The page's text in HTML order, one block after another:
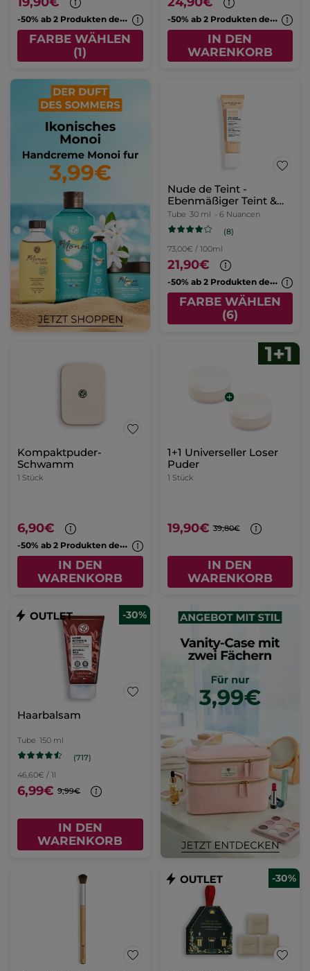
-
50% ab 2 Produkten deiner Wahl
FARBE WÄHLEN
(1)
-
50% ab 2 Produkten deiner Wahl
IN DEN
WARENKORB
Nude de Teint -
Ebenmäßiger Teint &
Glow
Tube 30 ml - 6 Nuancen
(8)
73,00€ / 100ml
21,90€
-
50% ab 2 Produkten deiner Wahl
FARBE WÄHLEN
(6)
Kompaktpuder-
Schwamm
1 Stück
6,90€
-
50% ab 2 Produkten deiner Wahl
IN DEN
WARENKORB
1+1 Universeller Loser
Puder
1 Stück
19,90€ 39,80€
IN DEN
WARENKORB
-30%
Haarbalsam
Tube 150 ml
(717)
46,60€ / 1l
6,99€ 9,99€
IN DEN
WARENKORB
-30%